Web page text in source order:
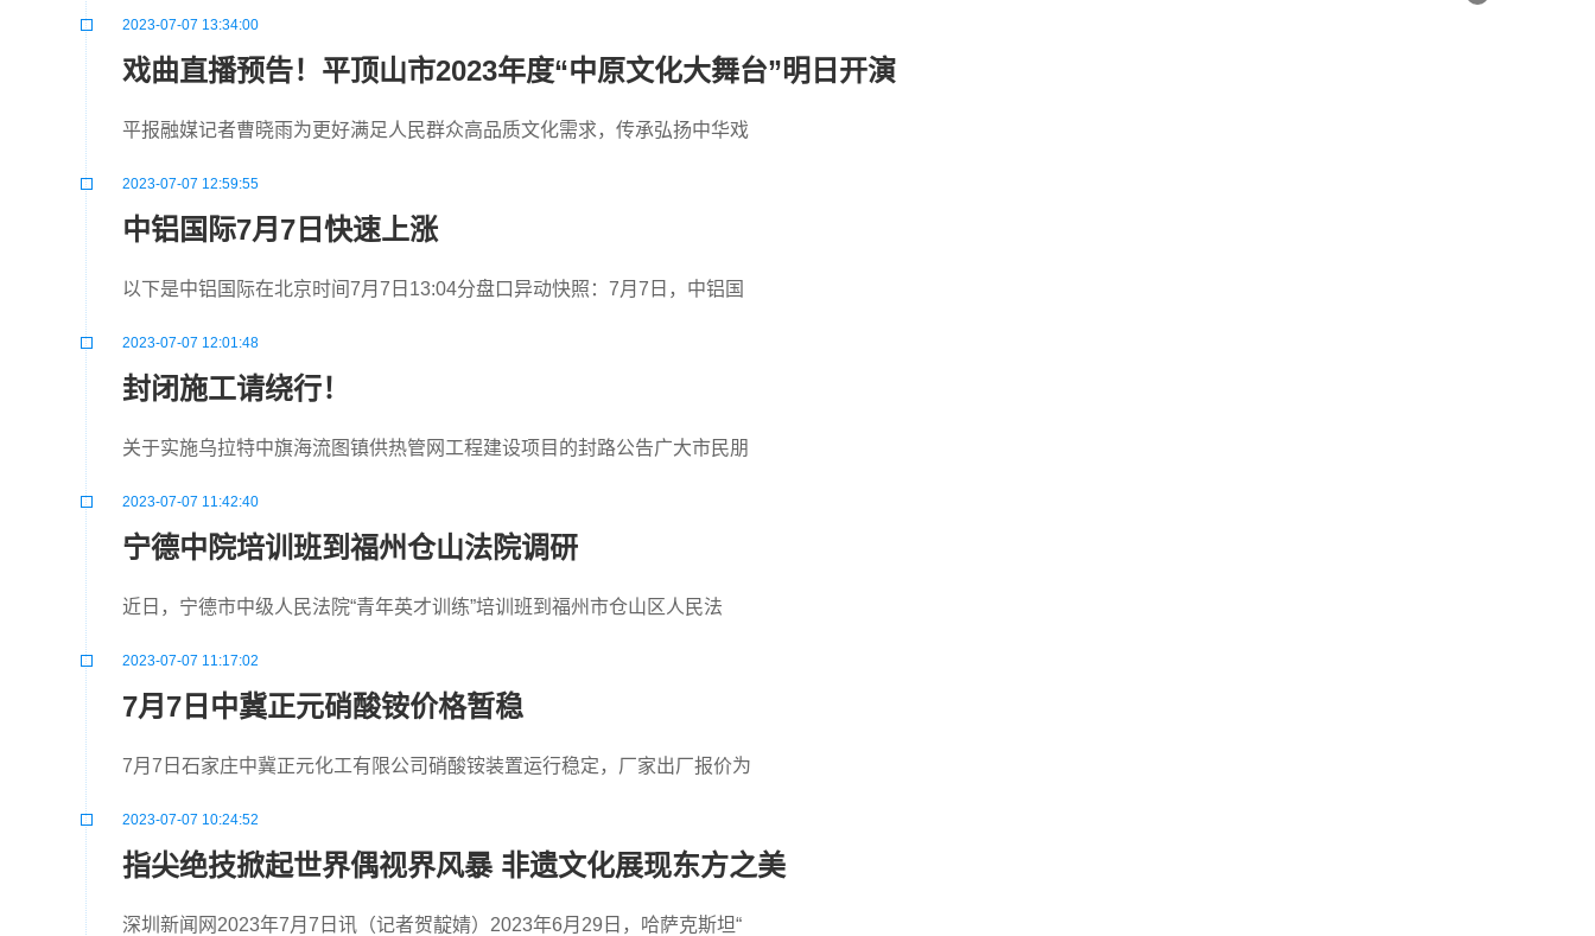
2023-07-07 13:34:00
戏曲直播预告！平顶山市2023年度“中原文化大舞台”明日开演
平报融媒记者曹晓雨为更好满足人民群众高品质文化需求，传承弘扬中华戏
2023-07-07 12:59:55
中铝国际7月7日快速上涨
以下是中铝国际在北京时间7月7日13:04分盘口异动快照：7月7日，中铝国
2023-07-07 12:01:48
封闭施工请绕行！
关于实施乌拉特中旗海流图镇供热管网工程建设项目的封路公告广大市民朋
2023-07-07 11:42:40
宁德中院培训班到福州仓山法院调研
近日，宁德市中级人民法院“青年英才训练”培训班到福州市仓山区人民法
2023-07-07 11:17:02
7月7日中冀正元硝酸铵价格暂稳
7月7日石家庄中冀正元化工有限公司硝酸铵装置运行稳定，厂家出厂报价为
2023-07-07 10:24:52
指尖绝技掀起世界偶视界风暴 非遗文化展现东方之美
深圳新闻网2023年7月7日讯（记者贺靛婧）2023年6月29日，哈萨克斯坦“